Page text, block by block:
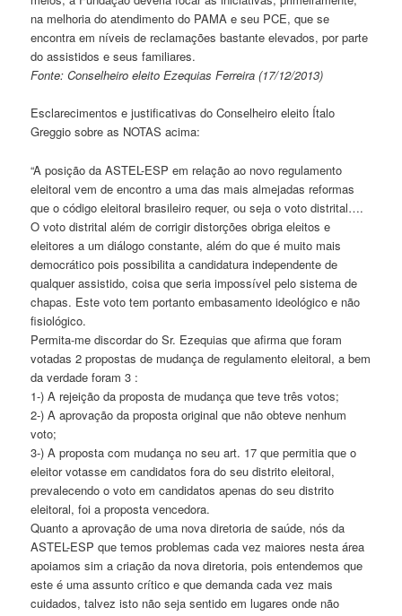
na melhoria do atendimento do PAMA e seu PCE, que se
encontra em níveis de reclamações bastante elevados, por parte
do assistidos e seus familiares.
Fonte: Conselheiro eleito Ezequias Ferreira (17/12/2013)
Esclarecimentos e justificativas do Conselheiro eleito Ítalo
Greggio sobre as NOTAS acima:
“A posição da ASTEL-ESP em relação ao novo regulamento
eleitoral vem de encontro a uma das mais almejadas reformas
que o código eleitoral brasileiro requer, ou seja o voto distrital….
O voto distrital além de corrigir distorções obriga eleitos e
eleitores a um diálogo constante, além do que é muito mais
democrático pois possibilita a candidatura independente de
qualquer assistido, coisa que seria impossível pelo sistema de
chapas. Este voto tem portanto embasamento ideológico e não
fisiológico.
Permita-me discordar do Sr. Ezequias que afirma que foram
votadas 2 propostas de mudança de regulamento eleitoral, a bem
da verdade foram 3 :
1-) A rejeição da proposta de mudança que teve três votos;
2-) A aprovação da proposta original que não obteve nenhum
voto;
3-) A proposta com mudança no seu art. 17 que permitia que o
eleitor votasse em candidatos fora do seu distrito eleitoral,
prevalecendo o voto em candidatos apenas do seu distrito
eleitoral, foi a proposta vencedora.
Quanto a aprovação de uma nova diretoria de saúde, nós da
ASTEL-ESP que temos problemas cada vez maiores nesta área
apoiamos sim a criação da nova diretoria, pois entendemos que
este é uma assunto crítico e que demanda cada vez mais
cuidados, talvez isto não seja sentido em lugares onde não